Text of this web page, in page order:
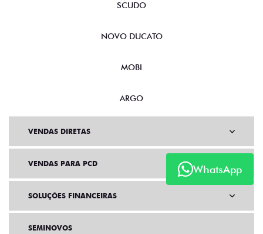
WhatsApp
SCUDO
NOVO DUCATO
MOBI
ARGO
VENDAS DIRETAS
VENDAS PARA PCD
SOLUÇÕES FINANCEIRAS
SEMINOVOS